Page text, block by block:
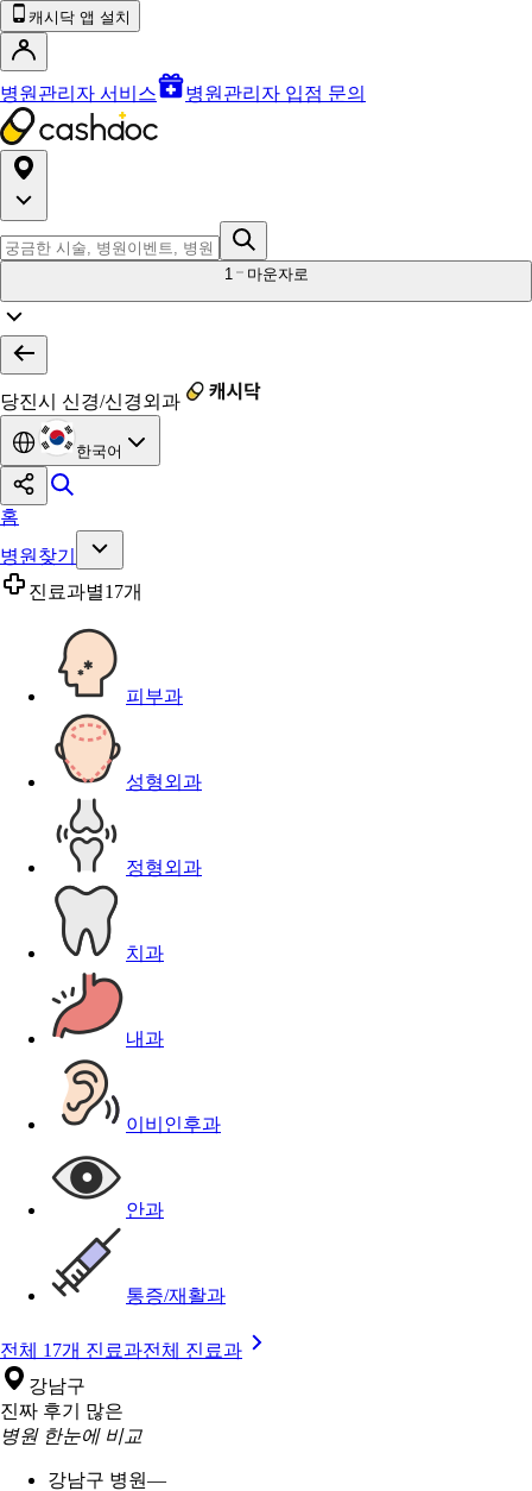
캐시닥 앱 설치
병원관리자 서비스 병원관리자 입점 문의
1 마운자로
당진시 신경/신경외과
한국어
홈
병원찾기
진료과별17개
피부과
성형외과
정형외과
치과
내과
이비인후과
안과
통증/재활과
전체 17개 진료과전체 진료과
강남구
진짜 후기 많은
병원 한눈에 비교
강남구 병원—